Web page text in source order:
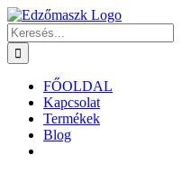
Kihagyás
Keresés...
FŐOLDAL
Kapcsolat
Termékek
Blog